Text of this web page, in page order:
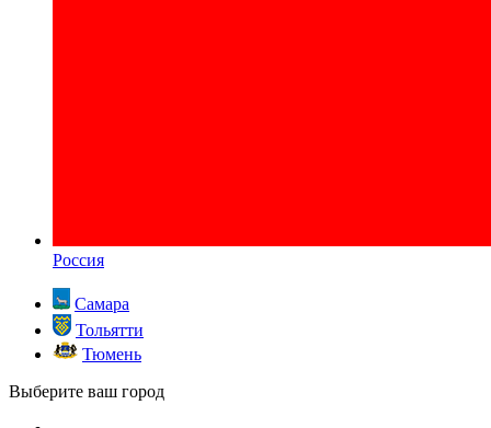
Россия
Самара
Тольятти
Тюмень
Выберите ваш город